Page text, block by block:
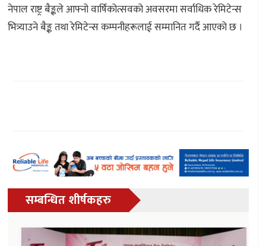
नेपाल राष्ट्र बैङ्कले आफ्नो वार्षिकोत्सवको अवसरमा सर्वाधिक रेमिटेन्स
भित्र्याउने बैङ्क तथा रेमिटेन्स कम्पनीहरूलाई सम्मानित गर्दै आएको छ ।
सम्बन्धित शीर्षकहरु